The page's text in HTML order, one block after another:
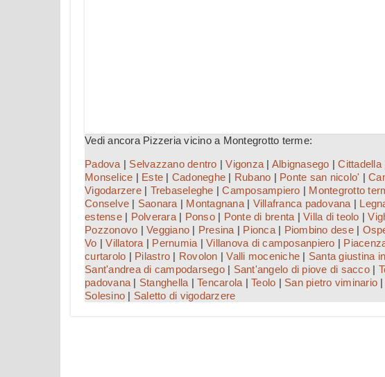
Vedi ancora Pizzeria vicino a Montegrotto terme:
Padova | Selvazzano dentro |Vigonza | Albignasego |Cittadella
Monselice | Este | Cadoneghe | Rubano | Ponte san nicolo' |
Vigodarzere| Trebaseleghe |Camposampiero | Montegrotto
Conselve | Saonara | Montagnana| Villafranca padovana |
estense| Polverara| Ponso| Ponte di brenta | Villa di teolo |
Pozzonovo | Veggiano | Presina | Pionca| Piombino dese|
Vo |Villatora | Pernumia | Villanova di camposanpiero |
curtarolo | Pilastro | Rovolon |Valli moceniche | Santa giustina
Sant'andrea di campodarsego| Sant'angelo di piove di sacco|
padovana | Stanghella | Tencarola | Teolo | San pietro viminario |
Solesino | Saletto di vigodarzere